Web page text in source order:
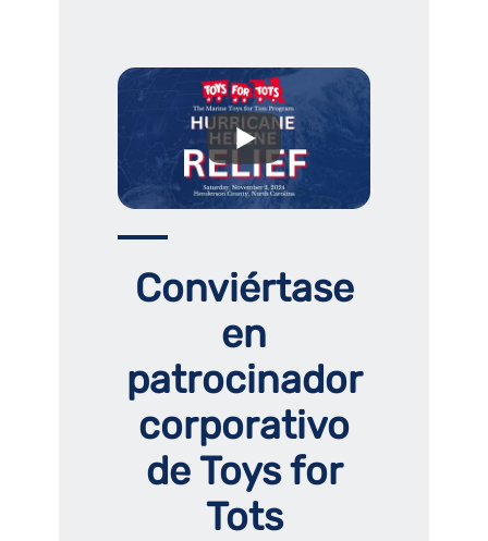
Conviértase
en
patrocinador
corporativo
de Toys for
Tots